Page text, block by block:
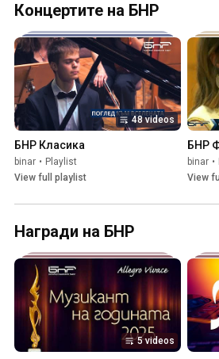
Концертите на БНР
48 videos
БНР Класика
binar • Playlist
View full playlist
БНР
binar •
View
Награди на БНР
5 videos